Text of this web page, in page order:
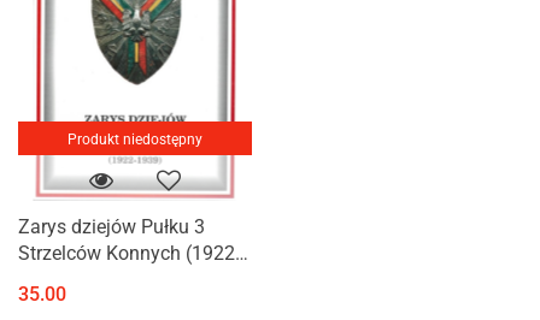
Produkt niedostępny
Zarys dziejów Pułku 3
Strzelców Konnych (1922-
35.00